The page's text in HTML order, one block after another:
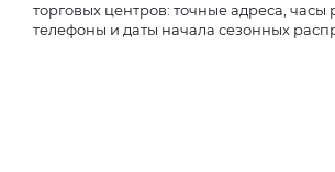
торговых центров: точные адреса, часы
телефоны и даты начала сезонных